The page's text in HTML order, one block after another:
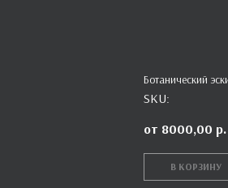
Ботанический
SKU:
8000,00 р.
В КОРЗИНУ